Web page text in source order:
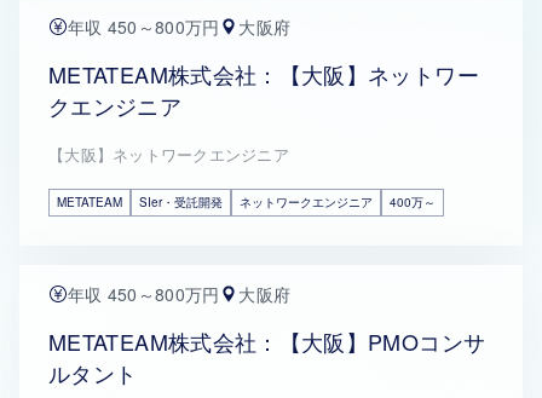
年収 450～800万円 大阪府
METATEAM株式会社：【大阪】ネットワー
クエンジニア
【大阪】ネットワークエンジニア
METATEAM SIer・受託開発 ネットワークエンジニア 400万～
年収 450～800万円 大阪府
METATEAM株式会社：【大阪】PMOコンサ
ルタント